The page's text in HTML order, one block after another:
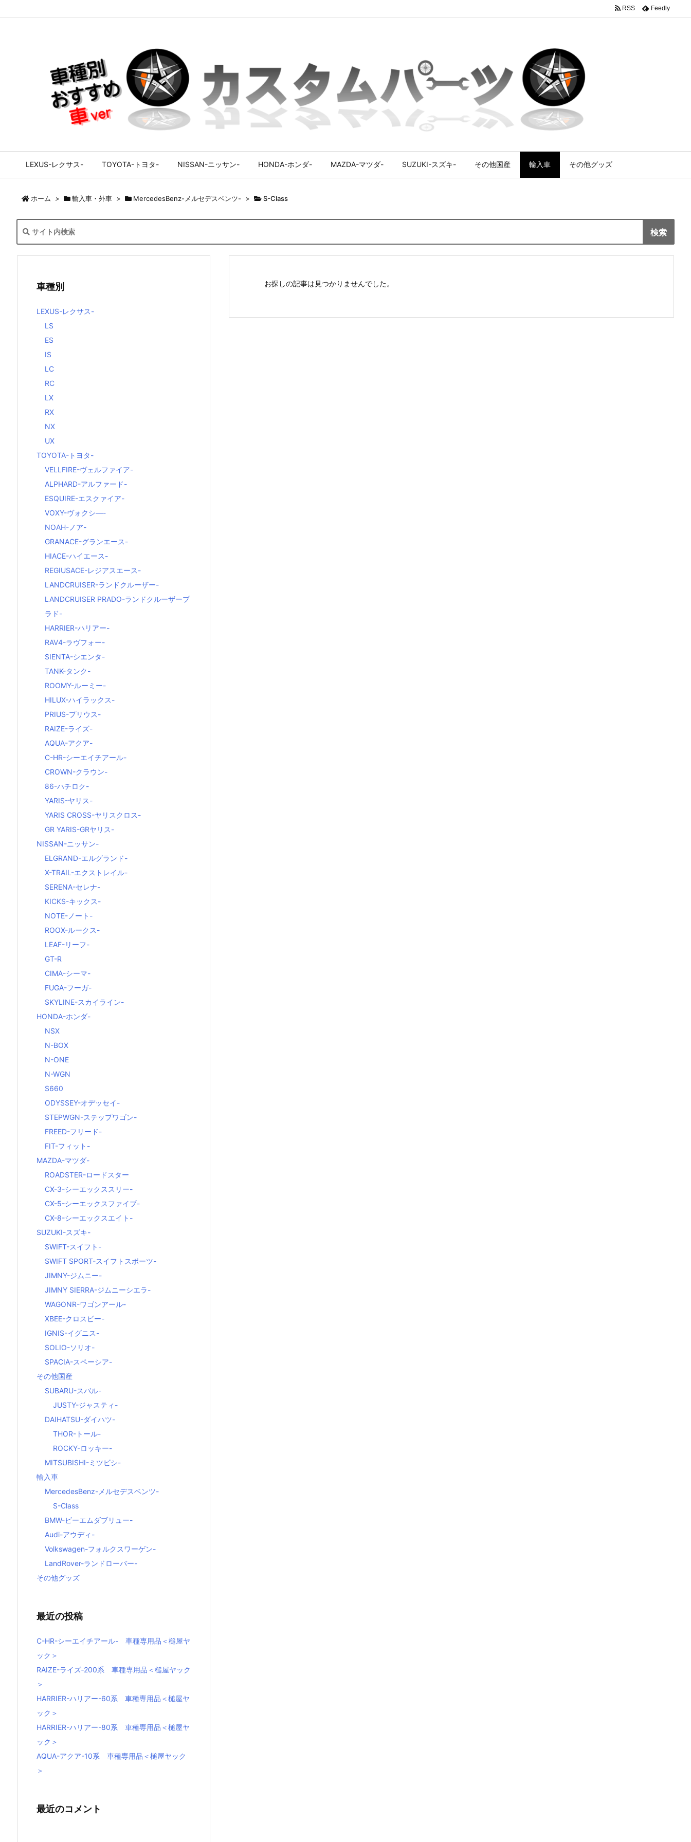
LEXUS-レクサス- TOYOTA-トヨタ- NISSAN-ニッサン- HONDA-ホンダ- MAZDA-マツダ- SUZUKI-スズキ- その他国産 輸入車 その他グッズ
RSS Feedly
ホーム > 輸入車・外車 > MercedesBenz-メルセデスベンツ- > S-Class
お探しの記事は見つかりませんでした。
車種別
LEXUS-レクサス-
LS
ES
IS
LC
RC
LX
RX
NX
UX
TOYOTA-トヨタ-
VELLFIRE-ヴェルファイア-
ALPHARD-アルファード-
ESQUIRE-エスクァイア-
VOXY-ヴォクシ―-
NOAH-ノア-
GRANACE-グランエース-
HIACE-ハイエース-
REGIUSACE-レジアスエース-
LANDCRUISER-ランドクルーザー-
LANDCRUISER PRADO-ランドクルーザープ
ラド-
HARRIER-ハリアー-
RAV4-ラヴフォー-
SIENTA-シエンタ-
TANK-タンク-
ROOMY-ルーミー-
HILUX-ハイラックス-
PRIUS-プリウス-
RAIZE-ライズ-
AQUA-アクア-
C-HR-シーエイチアール-
CROWN-クラウン-
86-ハチロク-
YARIS-ヤリス-
YARIS CROSS-ヤリスクロス-
GR YARIS-GRヤリス-
NISSAN-ニッサン-
ELGRAND-エルグランド-
X-TRAIL-エクストレイル-
SERENA-セレナ-
KICKS-キックス-
NOTE-ノート-
ROOX-ルークス-
LEAF-リーフ-
GT-R
CIMA-シーマ-
FUGA-フーガ-
SKYLINE-スカイライン-
HONDA-ホンダ-
NSX
N-BOX
N-ONE
N-WGN
S660
ODYSSEY-オデッセイ-
STEPWGN-ステップワゴン-
FREED-フリード-
FIT-フィット-
MAZDA-マツダ-
ROADSTER-ロードスター
CX-3-シーエックススリー-
CX-5-シーエックスファイブ-
CX-8-シーエックスエイト-
SUZUKI-スズキ-
SWIFT-スイフト-
SWIFT SPORT-スイフトスポーツ-
JIMNY-ジムニー-
JIMNY SIERRA-ジムニーシエラ-
WAGONR-ワゴンアール-
XBEE-クロスビー-
IGNIS-イグニス-
SOLIO-ソリオ-
SPACIA-スペーシア-
その他国産
SUBARU-スバル-
JUSTY-ジャスティ-
DAIHATSU-ダイハツ-
THOR-トール-
ROCKY-ロッキー-
MITSUBISHI-ミツビシ-
輸入車
MercedesBenz-メルセデスベンツ-
S-Class
BMW-ビーエムダブリュー-
Audi-アウディ-
Volkswagen-フォルクスワーゲン-
LandRover-ランドローバー-
その他グッズ
最近の投稿
C-HR-シーエイチアール- 車種専用品＜槌屋ヤ
ック＞
RAIZE-ライズ‐200系 車種専用品＜槌屋ヤック
＞
HARRIER-ハリアー-60系 車種専用品＜槌屋ヤ
ック＞
HARRIER-ハリアー-80系 車種専用品＜槌屋ヤ
ック＞
AQUA-アクア-10系 車種専用品＜槌屋ヤック
＞
最近のコメント